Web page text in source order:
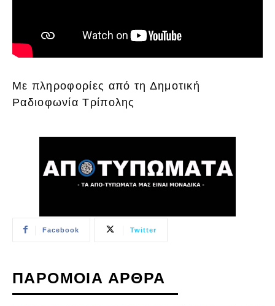
Με πληροφορίες από τη Δημοτική
Ραδιοφωνία Τρίπολης
Facebook Twitter
ΠΑΡΟΜΟΙΑ ΑΡΘΡΑ